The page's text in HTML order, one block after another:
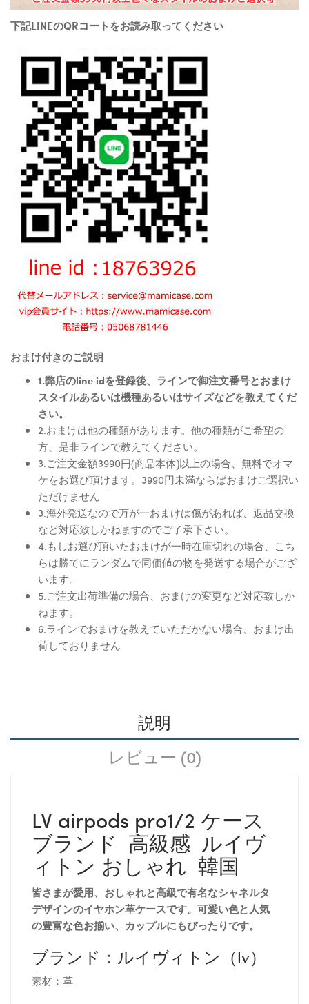
下記LINEのQRコートをお読み取ってください
おまけ付きのご説明
1.弊店のline idを登録後、ラインで御注文番号とおまけ
スタイルあるいは機種あるいはサイズなどを教えてくだ
さい。
2.おまけは他の種類があります。他の種類がご希望の
方、是非ラインで教えてください。
3.ご注文金額3990円(商品本体)以上の場合、無料でオマ
ケをお選び頂けます。3990円未満ならばおまけご選択い
ただけません
3.海外発送なので万が一おまけは傷があれば、返品交換
など対応致しかねますのでご了承下さい。
4.もしお選び頂いたおまけが一時在庫切れの場合、こち
らは勝てにランダムで同価値の物を発送する場合がござ
います。
5.ご注文出荷準備の場合、おまけの変更など対応致しか
ねます。
6.ラインでおまけを教えていただかない場合、おまけ出
荷しておりません
説明
レビュー (0)
LV airpods pro1/2 ケース
ブランド 高級感 ルイヴ
ィトン おしゃれ 韓国
皆さまが愛用、おしゃれと高級で有名なシャネルタ
デザインのイヤホン革ケースです。可愛い色と人気
の豊富な色お揃い、カップルにもぴったりです。
ブランド：ルイヴィトン（lv）
素材：革